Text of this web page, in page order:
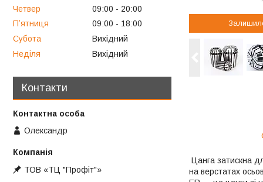
Цанга затискна
на верстатах
Четвер
09:00
20:00
Пʼятниця
09:00
18:00
Субота
Вихідний
Неділя
Вихідний
Контакти
Олександр
ТОВ «ТЦ "Профіт"»